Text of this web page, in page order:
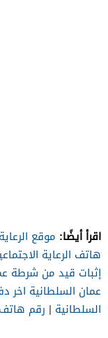
اقرأ أيضًا: موقع
هاتف الرعاية
إثبات قيد من شرطة
عمان السلطانية اخر
السلطانية | رقم